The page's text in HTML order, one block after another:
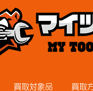
買取対象品 買取